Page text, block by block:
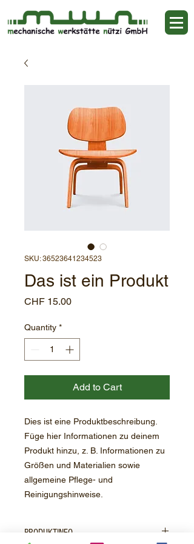
SKU: 36523641234523
Das ist ein Produkt
CHF 15.00Price
Quantity *
Add to Cart
Dies ist eine Produktbeschreibung.
Füge hier Informationen zu deinem
Produkt hinzu, z. B. Informationen zu
Größen und Materialien sowie
allgemeine Pflege- und
Reinigungshinweise.
PRODUKTINFO